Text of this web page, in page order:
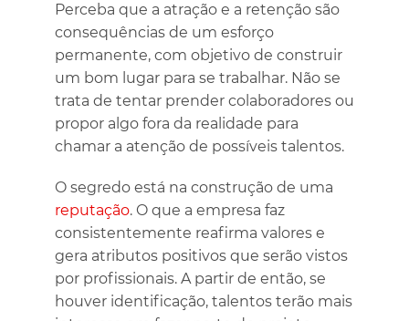
Perceba que a atração e a retenção são
consequências de um esforço
permanente, com objetivo de construir
um bom lugar para se trabalhar. Não se
trata de tentar prender colaboradores ou
propor algo fora da realidade para
chamar a atenção de possíveis talentos.
O segredo está na construção de uma
reputação. O que a empresa faz
consistentemente reafirma valores e
gera atributos positivos que serão vistos
por profissionais. A partir de então, se
houver identificação, talentos terão mais